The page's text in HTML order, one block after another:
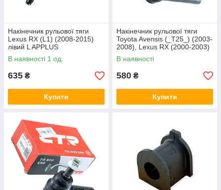
Накінечник рульової тяги
Lexus RX (L1) (2008-2015)
лівий L APPLUS
В наявності 1 од.
635 ₴
Купити
Накінечник рульової тяги
Toyota Avensis (_T25_) (2003-
2008), Lexus RX (2000-2003)
CTR
В наявності
580 ₴
Купити